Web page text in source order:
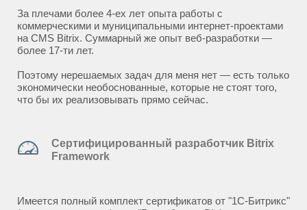
За плечами более 4-ех лет опыта работы с
коммерческими и муниципальными интернет-проектами
на CMS Bitrix. Суммарный же опыт веб-разработки —
более 17-ти лет.
Поэтому нерешаемых задач для меня нет — есть только
экономически необоснованные, которые не стоят того,
что бы их реализовывать прямо сейчас.
Сертифицированный разработчик Bitrix
Framework
Имеется полный комплект сертификатов от "1С-Битрикс"